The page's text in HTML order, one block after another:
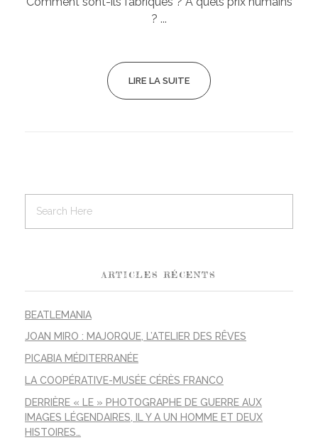
? ...
LIRE LA SUITE
ARTICLES RÉCENTS
BEATLEMANIA
JOAN MIRO : MAJORQUE, L’ATELIER DES RÊVES
PICABIA MÉDITERRANÉE
LA COOPÉRATIVE-MUSÉE CÉRÈS FRANCO
DERRIÈRE « LE » PHOTOGRAPHE DE GUERRE AUX
IMAGES LÉGENDAIRES, IL Y A UN HOMME ET DEUX
HISTOIRES…